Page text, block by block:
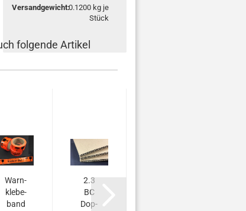
Versandgewicht:0.1200kg je
Stück
folgende Artikel
Warn­
kle­be­
band
2.3
BC
Dop­